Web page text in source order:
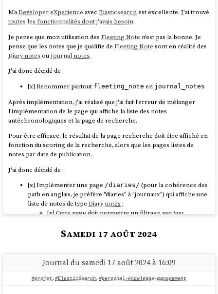
    at eval
(/home/stephane/git/github.com/stephane-
klein/gibbon-replay-poc/packages/gibbon-
replay-js/dist/index.js:5:23)
    at instantiateModule
(file:///home/stephane/git/github.com/stephane
-klein/gibbon-replay-
/vite/dist/node/chunks/dep-
Suite à cette frustration, j'ai envie de créer un projet, sans doute
souhaite étudier les sujets suivants :
mise en place d'une librairie
ECMAScript Modules
mise en place d'une app
NodeJS dans
/services/app1_nodejs/ qui utilise
;
mise en place d'une app
SvelteKit dans
/services/app2_sveltekit/ qui utilise
dans un
/packages/lib2
d'implémentation :
avec le build basé sur
avec le build basé suresbuild
MaDeveloper eXperience avecElasticsearchest excellente. J'ai trouvé
toutes les fonctionnalités dont j'avais besoin.
Je pense que mon utilisation desFleeting Note n'est pas la bonne. Je
pense que les notes que je qualifie deFleeting Note sont en réalité des
Diary notes ouJournal notes.
J'ai donc décidé de :
[x] Renommer partout fleeting_note en journal_notes
Après implémentation, j'ai réalisé que j'ai fait l'erreur de mélanger
l'implémentation de le page qui affiche la liste des notes
antéchronologiques et la page de recherche.
Pour être efficace, le résultat de la page recherche doit être affiché en
fonction du scoring de la recherche, alors que les pages listes de
notes par date de publication.
J'ai donc décidé de :
[x] Implémenter une page /diaries/ (pour la cohérence des
path en anglais, je préfère "diaries" à "journaux") qui affiche une
liste de notes de typeDiary notes ;
[x] Cette page doit permettre un filtrage partags
notes qui ne sont pas de type Diary notes, comme des
page de liste ne doit pas afficher le contenu des notes,
[x] Je propose de classer ces titres de notes par ordre
Samedi 17 août 2024
Journal du samedi 17 août 2024 à 16:09
#projet, #ElasticSearch, #personal-knowledge-management